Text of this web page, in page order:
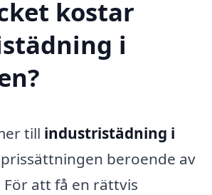
kostar
i
till industristädning i
beroende av
att få en rättvis